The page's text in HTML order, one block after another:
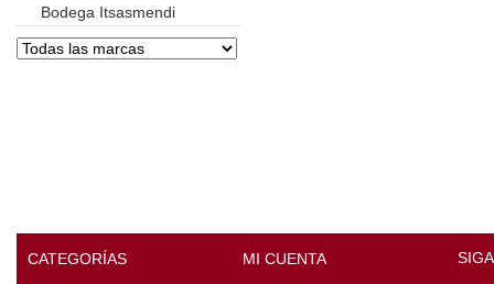
Bodega Itsasmendi
CATEGORÍAS MI CUENTA